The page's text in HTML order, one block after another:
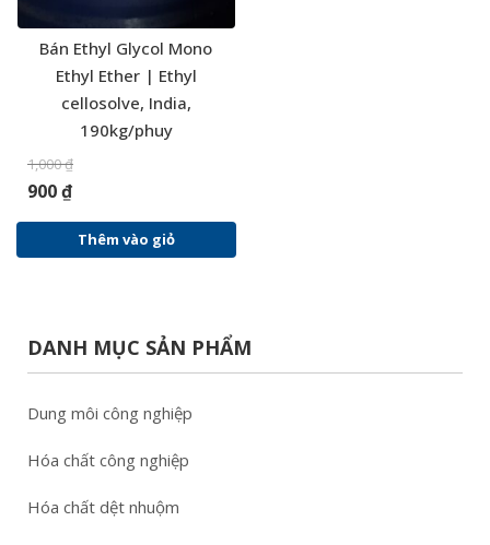
Bán Ethyl Glycol Mono
Ethyl Ether | Ethyl
cellosolve, India,
190kg/phuy
1,000₫
900₫
Thêm vào giỏ
DANH MỤC SẢN PHẨM
Dung môi công nghiệp
Hóa chất công nghiệp
Hóa chất dệt nhuộm